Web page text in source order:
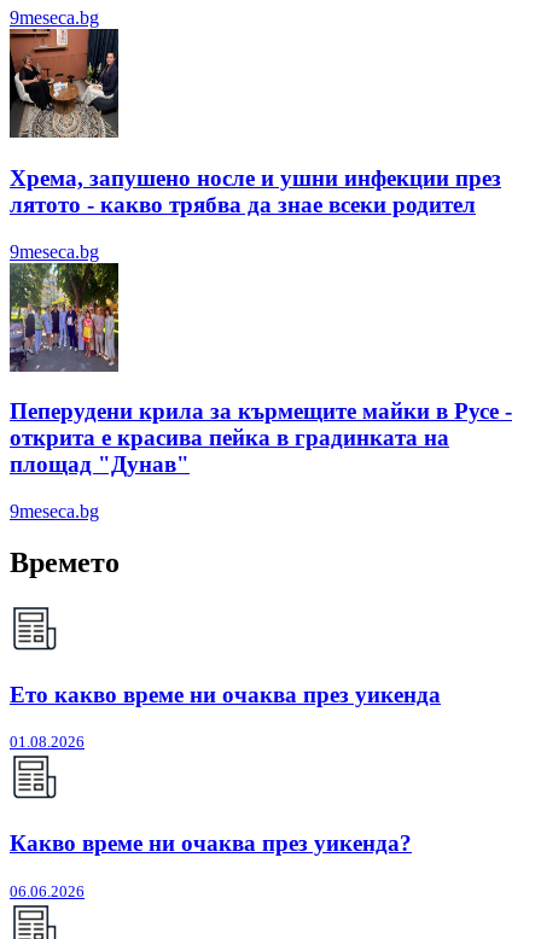
9meseca.bg
Хрема, запушено носле и ушни инфекции през
лятотo - какво трябва да знае всеки родител
9meseca.bg
Пеперудени крила за кърмещите майки в Русе -
открита е красива пейка в градинката на
площад "Дунав"
9meseca.bg
Времето
Ето какво време ни очаква през уикенда
01.08.2026
Какво време ни очаква през уикенда?
06.06.2026